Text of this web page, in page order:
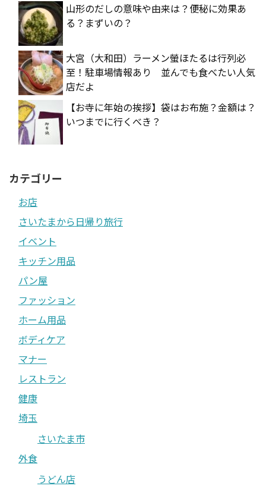
山形のだしの意味や由来は？便秘に効果あ
る？まずいの？
大宮（大和田）ラーメン螢ほたるは行列必
至！駐車場情報あり 並んでも食べたい人気
店だよ
【お寺に年始の挨拶】袋はお布施？金額は？
いつまでに行くべき？
カテゴリー
お店
さいたまから日帰り旅行
イベント
キッチン用品
パン屋
ファッション
ホーム用品
ボディケア
マナー
レストラン
健康
埼玉
さいたま市
外食
うどん店